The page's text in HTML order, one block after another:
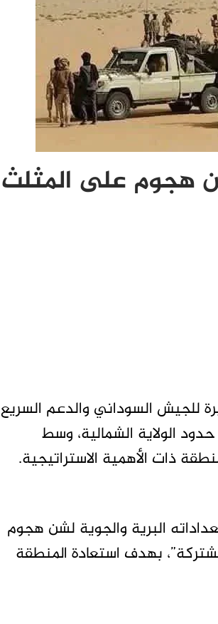
هجوم على المثلث
السوداني والدعم السريع
الولاية الشمالية، وسط
ذات الأهمية الاستراتيجية.
البرية والجوية لشن هجوم
بهدف استعادة المنطقة